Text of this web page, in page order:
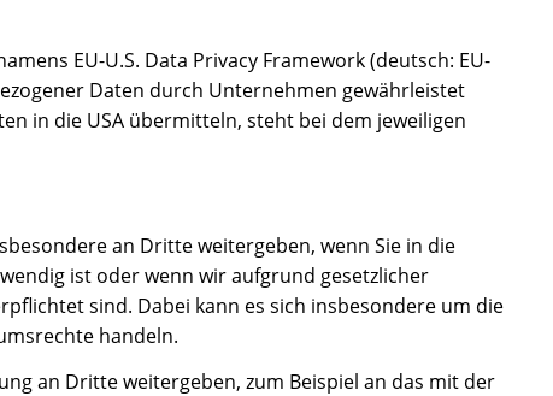
EU-U.S. Data Privacy Framework (deutsch: EU-
Daten durch Unternehmen gewährleistet
in die USA übermitteln, steht bei dem jeweiligen
an Dritte weitergeben, wenn Sie in die
ist oder wenn wir aufgrund gesetzlicher
sind. Dabei kann es sich insbesondere um die
handeln.
an Dritte weitergeben, zum Beispiel an das mit der